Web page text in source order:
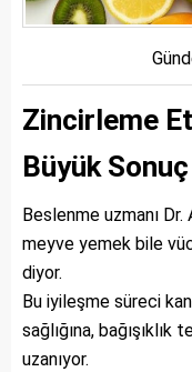
Zincirleme
Büyük Sonuç
Beslenme uzmanı
meyve yemek bile
diyor.
Bu iyileşme süreci
sağlığına,
uzanıyor.